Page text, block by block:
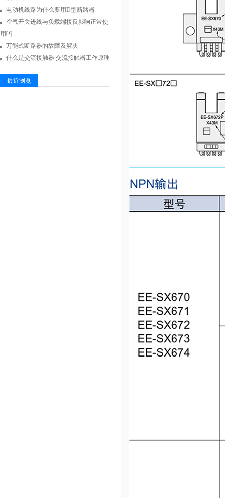
电动机线路为什么要用D型断路器
空气开关进线与负载端接反影响正常使
用吗
万能式断路器的故障及解决
什么是交流接触器 交流接触器工作原理
最近浏览